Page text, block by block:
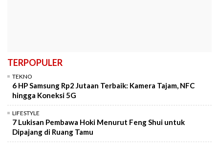
TERPOPULER
TEKNO
6 HP Samsung Rp2 Jutaan Terbaik: Kamera Tajam, NFC
hingga Koneksi 5G
LIFESTYLE
7 Lukisan Pembawa Hoki Menurut Feng Shui untuk
Dipajang di Ruang Tamu